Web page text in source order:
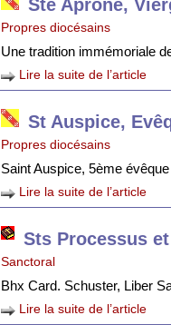
Ste Aprône,
Propres diocésains
Une tradition immémoriale
Lire la suite de l’article
St Auspice,
Propres diocésains
Saint Auspice, 5ème
Lire la suite de l’article
Sts Processus
Sanctoral
Bhx Card. Schuster, Liber
Lire la suite de l’article